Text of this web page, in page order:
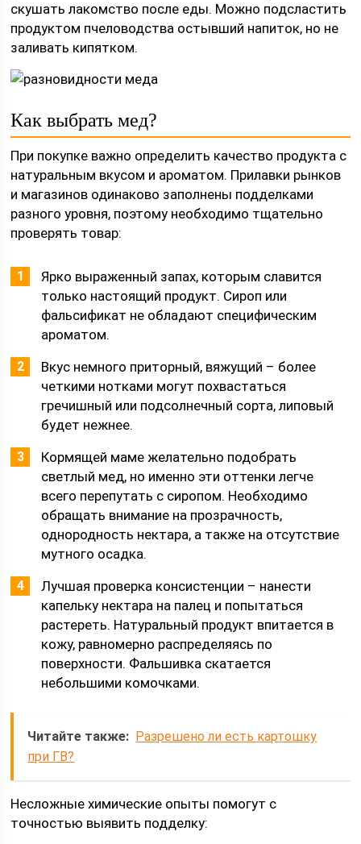
скушать лакомство после еды. Можно подсластить
продуктом пчеловодства остывший напиток, но не
заливать кипятком.
Как выбрать мед?
При покупке важно определить качество продукта с
натуральным вкусом и ароматом. Прилавки рынков
и магазинов одинаково заполнены подделками
разного уровня, поэтому необходимо тщательно
проверять товар:
Ярко выраженный запах, которым славится
только настоящий продукт. Сироп или
фальсификат не обладают специфическим
ароматом.
Вкус немного приторный, вяжущий – более
четкими нотками могут похвастаться
гречишный или подсолнечный сорта, липовый
будет нежнее.
Кормящей маме желательно подобрать
светлый мед, но именно эти оттенки легче
всего перепутать с сиропом. Необходимо
обращать внимание на прозрачность,
однородность нектара, а также на отсутствие
мутного осадка.
Лучшая проверка консистенции – нанести
капельку нектара на палец и попытаться
растереть. Натуральный продукт впитается в
кожу, равномерно распределяясь по
поверхности. Фальшивка скатается
небольшими комочками.
Читайте также: Разрешено ли есть картошку
при ГВ?
Несложные химические опыты помогут с
точностью выявить подделку: